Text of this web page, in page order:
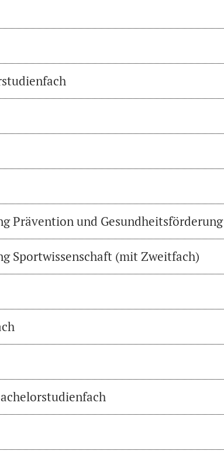
Prävention und Gesundheitsförderung
Sportwissenschaft (mit Zweitfach)